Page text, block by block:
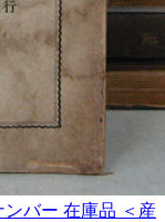
バー 在庫品 ＜産